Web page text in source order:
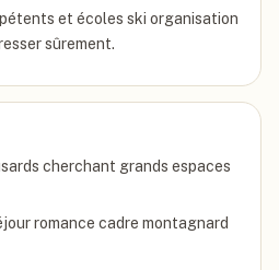
et écoles ski organisation
sûrement.
cherchant grands espaces
romance cadre montagnard